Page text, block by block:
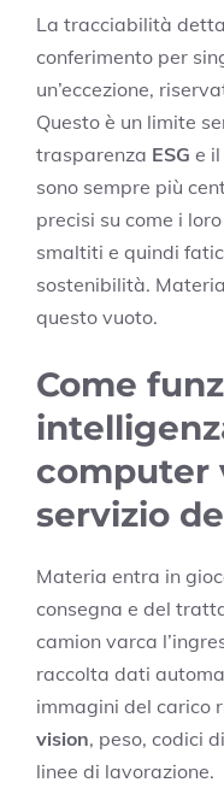
La tracciabilità
conferimento per
un’eccezione,
Questo è un limite
trasparenza ESG e
sono sempre più
precisi su come i
smaltiti e quindi
sostenibilità.
questo vuoto.
Come
computer
servizio
Materia entra in
consegna e del
camion varca
raccolta dati
immagini del carico
vision, peso, codici
linee di lavorazione.